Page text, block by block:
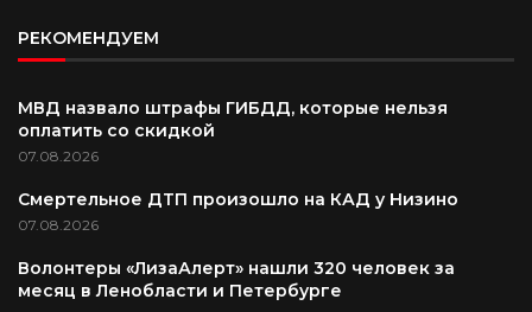
РЕКОМЕНДУЕМ
МВД назвало штрафы ГИБДД, которые нельзя
оплатить со скидкой
07.08.2026
Смертельное ДТП произошло на КАД у Низино
07.08.2026
Волонтеры «ЛизаАлерт» нашли 320 человек за
месяц в Ленобласти и Петербурге